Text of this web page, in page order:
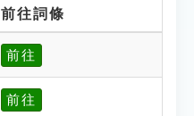
前往詞條
前往
前往